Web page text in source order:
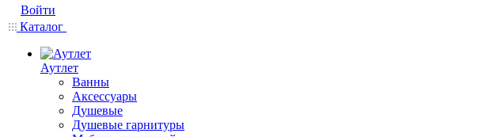
Войти
Каталог
Аутлет
Ванны
Аксессуары
Душевые
Душевые гарнитуры